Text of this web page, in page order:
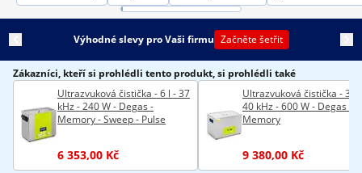
Výhodné slevy pro Vaši firmu Začněte šetřit
Zákazníci, kteří si prohlédli tento produkt, si prohlédli také
Ultrazvuková čistička - 6 l - 37
kHz - 240 W - Degas -
Memory - Sweep - Pulse
6 353,00 Kč
Ultrazvuková čistička - 30
40 kHz - 600 W - Degas -
Memory
9 380,00 Kč